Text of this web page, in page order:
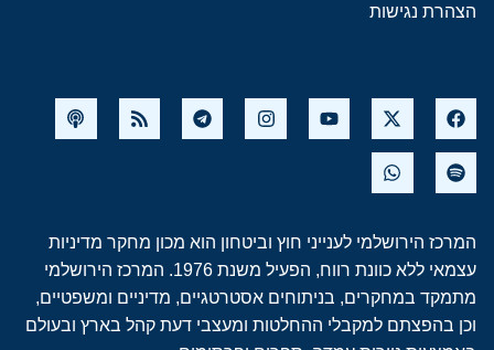
הצהרת נגישות
המרכז הירושלמי לענייני חוץ וביטחון הוא מכון מחקר מדיניות
עצמאי ללא כוונת רווח, הפעיל משנת 1976. המרכז הירושלמי
מתמקד במחקרים, בניתוחים אסטרטגיים, מדיניים ומשפטיים,
וכן בהפצתם למקבלי ההחלטות ומעצבי דעת קהל בארץ ובעולם